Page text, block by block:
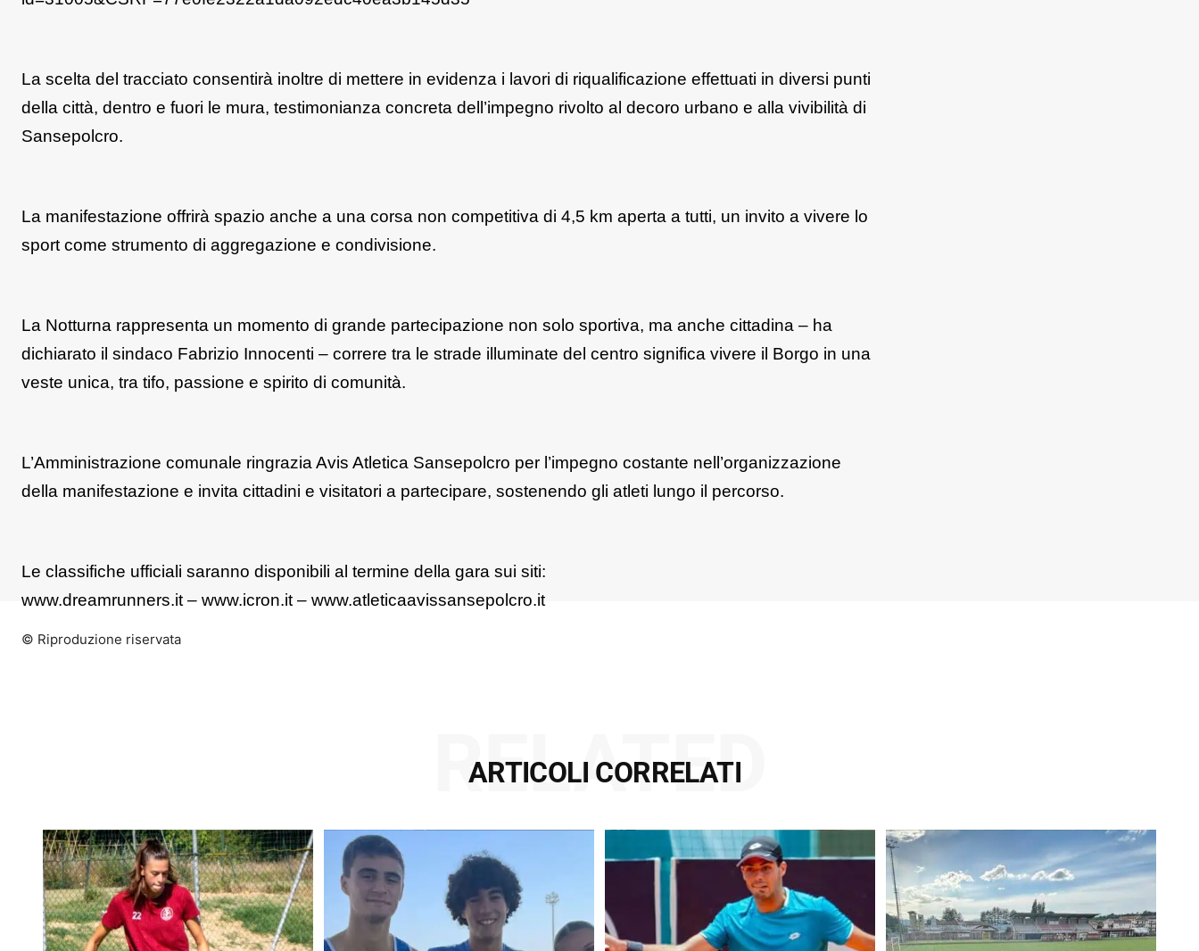
La scelta del tracciato consentirà inoltre di mettere in evidenza i lavori di riqualificazione effettuati in diversi punti
della città, dentro e fuori le mura, testimonianza concreta dell’impegno rivolto al decoro urbano e alla vivibilità di
Sansepolcro.
La manifestazione offrirà spazio anche a una corsa non competitiva di 4,5 km aperta a tutti, un invito a vivere lo
sport come strumento di aggregazione e condivisione.
La Notturna rappresenta un momento di grande partecipazione non solo sportiva, ma anche cittadina – ha
dichiarato il sindaco Fabrizio Innocenti – correre tra le strade illuminate del centro significa vivere il Borgo in una
veste unica, tra tifo, passione e spirito di comunità.
L’Amministrazione comunale ringrazia Avis Atletica Sansepolcro per l’impegno costante nell’organizzazione
della manifestazione e invita cittadini e visitatori a partecipare, sostenendo gli atleti lungo il percorso.
Le classifiche ufficiali saranno disponibili al termine della gara sui siti:
www.dreamrunners.it – www.icron.it – www.atleticaavissansepolcro.it
© Riproduzione riservata
ARTICOLI CORRELATI
RELATED